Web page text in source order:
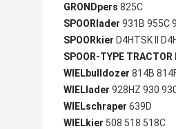
GRONDpers 825C
SPOORlader 931B 955C
SPOORkier D4HTSK II
SPOOR-TYPE TRACTOR
WIELbulldozer 814B
WIELlader 928HZ 930
WIELschraper 639D
WIELkier 508 518 518C